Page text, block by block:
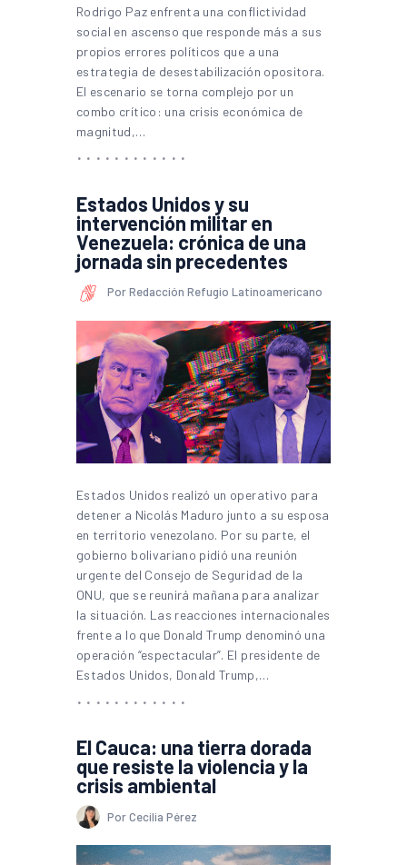
Rodrigo Paz enfrenta una conflictividad
social en ascenso que responde más a sus
propios errores políticos que a una
estrategia de desestabilización opositora.
El escenario se torna complejo por un
combo crítico: una crisis económica de
magnitud,…
Estados Unidos y su
intervención militar en
Venezuela: crónica de una
jornada sin precedentes
Por Redacción Refugio Latinoamericano
Estados Unidos realizó un operativo para
detener a Nicolás Maduro junto a su esposa
en territorio venezolano. Por su parte, el
gobierno bolivariano pidió una reunión
urgente del Consejo de Seguridad de la
ONU, que se reunirá mañana para analizar
la situación. Las reacciones internacionales
frente a lo que Donald Trump denominó una
operación “espectacular”. El presidente de
Estados Unidos, Donald Trump,…
El Cauca: una tierra dorada
que resiste la violencia y la
crisis ambiental
Por Cecilia Pérez